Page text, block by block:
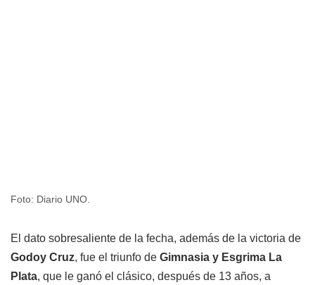
Foto: Diario UNO.
El dato sobresaliente de la fecha, además de la victoria de
Godoy Cruz, fue el triunfo de Gimnasia y Esgrima La
Plata, que le ganó el clásico, después de 13 años, a